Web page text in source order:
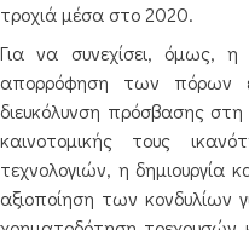
τροχιά μέσα στο 2020.
Για να συνεχίσει, όμως,
απορρόφηση των πόρων
διευκόλυνση πρόσβασης
καινοτομικής τους
τεχνολογιών, η δημιουργία
αξιοποίηση των κονδυλίων